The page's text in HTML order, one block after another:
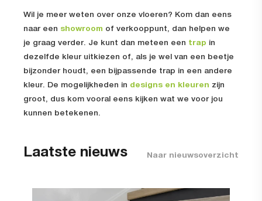
Wil je meer weten over onze vloeren? Kom dan eens
naar een showroom of verkooppunt, dan helpen we
je graag verder. Je kunt dan meteen een trap in
dezelfde kleur uitkiezen of, als je wel van een beetje
bijzonder houdt, een bijpassende trap in een andere
kleur. De mogelijkheden in designs en kleuren zijn
groot, dus kom vooral eens kijken wat we voor jou
kunnen betekenen.
Laatste nieuws Naar nieuwsoverzicht